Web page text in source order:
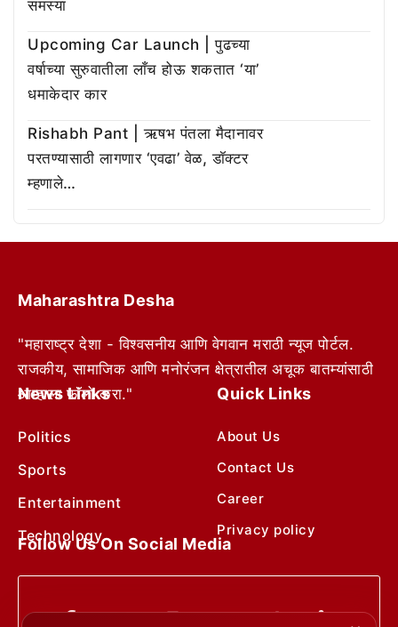
समस्या
Upcoming Car Launch | पुढच्या
वर्षाच्या सुरुवातीला लाँच होऊ शकतात ‘या’
धमाकेदार कार
Rishabh Pant | ऋषभ पंतला मैदानावर
परतण्यासाठी लागणार ‘एवढा’ वेळ, डॉक्टर
म्हणाले…
Maharashtra Desha
"महाराष्ट्र देशा - विश्वसनीय आणि वेगवान मराठी न्यूज पोर्टल.
राजकीय, सामाजिक आणि मनोरंजन क्षेत्रातील अचूक बातम्यांसाठी
आम्हाला फॉलो करा."
News Links
Politics
Sports
Entertainment
Technology
Quick Links
About Us
Contact Us
Career
Privacy policy
Follow Us On Social Media